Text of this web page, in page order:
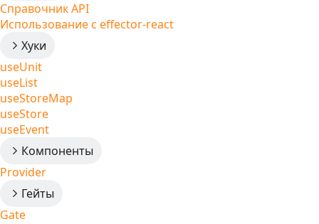
Справочник API
Использование с effector-react
Хуки
useUnit
useList
useStoreMap
useStore
useEvent
Компоненты
Provider
Гейты
Gate